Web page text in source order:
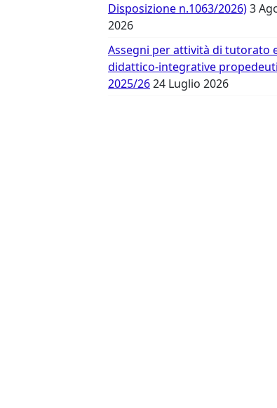
Disposizione n.1063/2026)3
2026
Assegni per attività di tutorato
didattico-integrative
2025/2624 Luglio 2026